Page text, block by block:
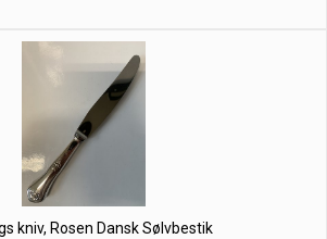
kniv, Rosen Dansk Sølvbestik